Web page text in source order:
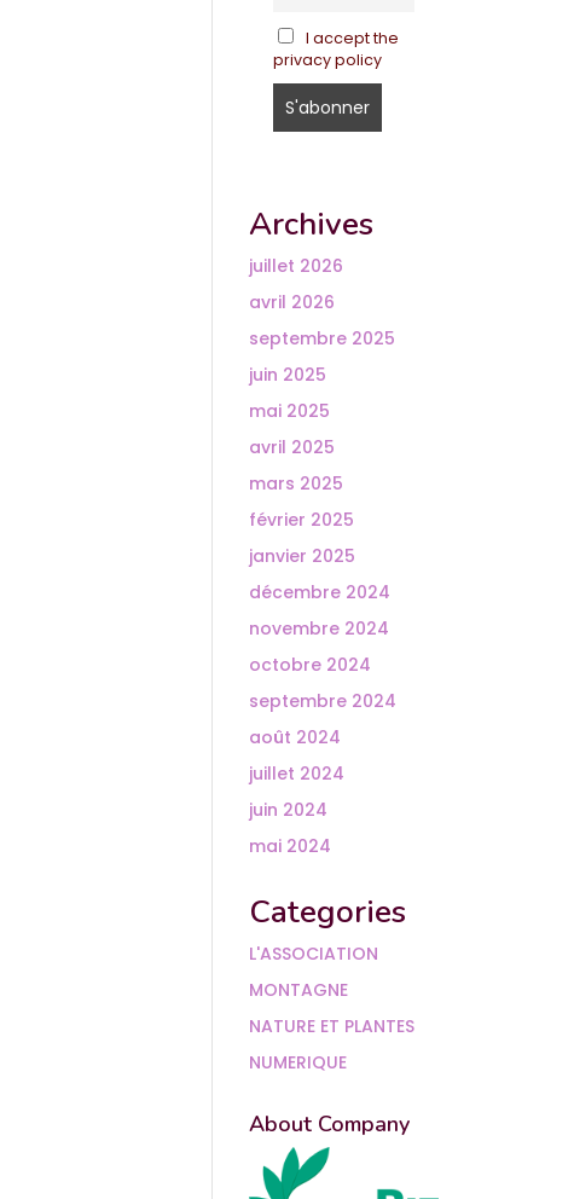
I accept the
privacy policy
Archives
juillet 2026
avril 2026
septembre 2025
juin 2025
mai 2025
avril 2025
mars 2025
février 2025
janvier 2025
décembre 2024
novembre 2024
octobre 2024
septembre 2024
août 2024
juillet 2024
juin 2024
mai 2024
Categories
L'ASSOCIATION
MONTAGNE
NATURE ET PLANTES
NUMERIQUE
About Company